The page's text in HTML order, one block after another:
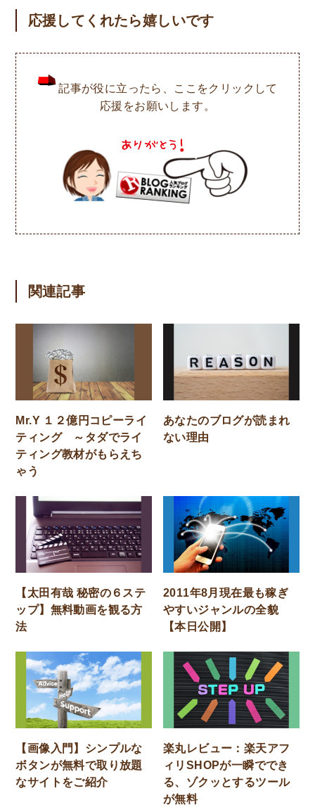
応援してくれたら嬉しいです
記事が役に立ったら、ここをクリックして
応援をお願いします。
関連記事
Mr.Y １２億円コピーライ
ティング ～タダでライ
ティング教材がもらえち
ゃう
あなたのブログが読まれ
ない理由
【太田有哉 秘密の６ステ
ップ】無料動画を観る方
法
2011年8月現在最も稼ぎ
やすいジャンルの全貌
【本日公開】
【画像入門】シンプルな
ボタンが無料で取り放題
なサイトをご紹介
楽丸レビュー：楽天アフ
ィリSHOPが一瞬ででき
る、ゾクッとするツール
が無料